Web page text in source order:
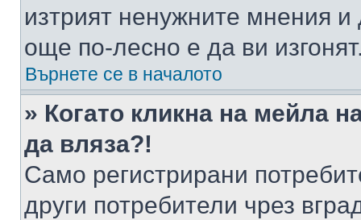
изтрият ненужните мнения
още по-лесно е да ви
Върнете се в началото
» Когато кликна на мейла
да вляза?!
Само регистрирани
други потребители чрез